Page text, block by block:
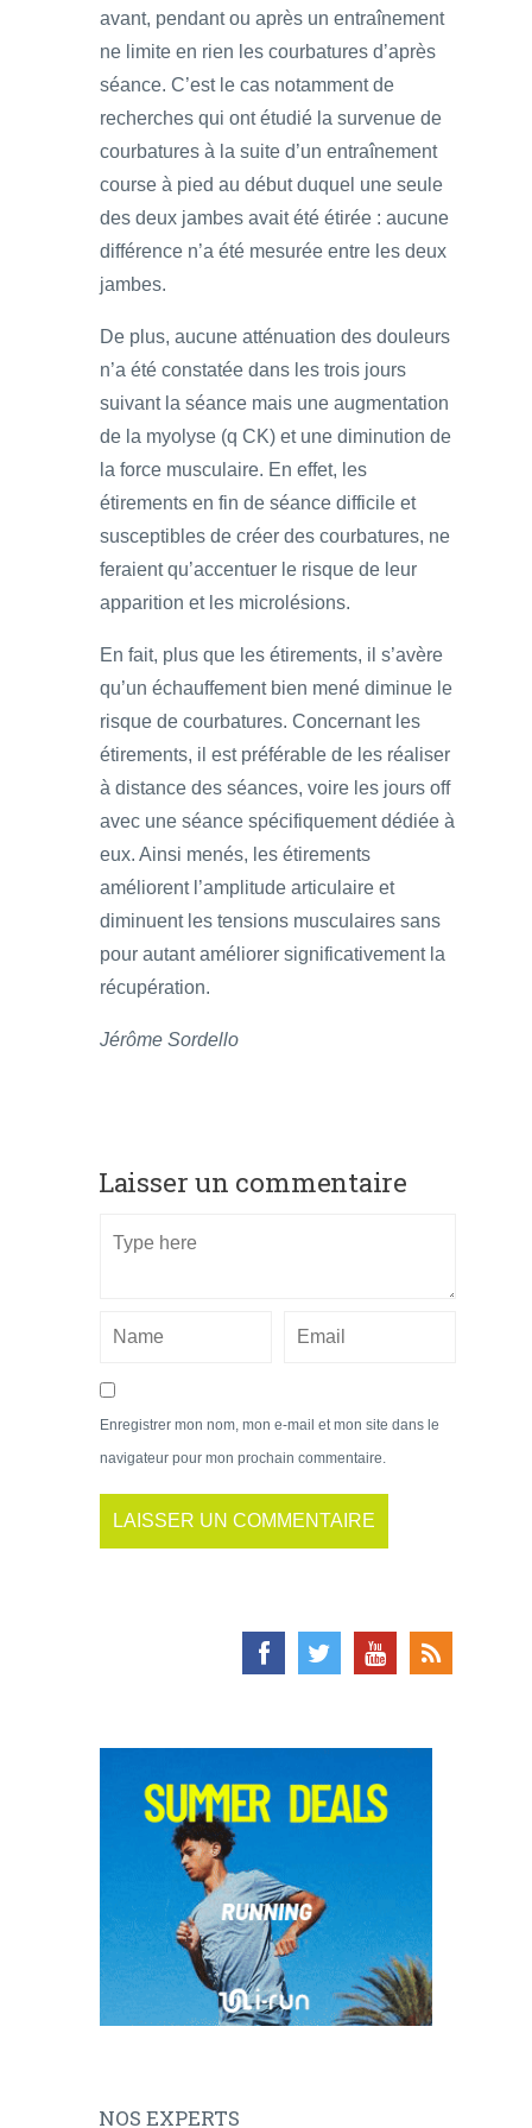
avant, pendant ou après un entraînement
ne limite en rien les courbatures d’après
séance. C’est le cas notamment de
recherches qui ont étudié la survenue de
courbatures à la suite d’un entraînement
course à pied au début duquel une seule
des deux jambes avait été étirée : aucune
différence n’a été mesurée entre les deux
jambes.
De plus, aucune atténuation des douleurs
n’a été constatée dans les trois jours
suivant la séance mais une augmentation
de la myolyse (q CK) et une diminution de
la force musculaire. En effet, les
étirements en fin de séance difficile et
susceptibles de créer des courbatures, ne
feraient qu’accentuer le risque de leur
apparition et les microlésions.
En fait, plus que les étirements, il s’avère
qu’un échauffement bien mené diminue le
risque de courbatures. Concernant les
étirements, il est préférable de les réaliser
à distance des séances, voire les jours off
avec une séance spécifiquement dédiée à
eux. Ainsi menés, les étirements
améliorent l’amplitude articulaire et
diminuent les tensions musculaires sans
pour autant améliorer significativement la
récupération.
Jérôme Sordello
Laisser un commentaire
Enregistrer mon nom, mon e-mail et mon site dans le
navigateur pour mon prochain commentaire.
NOS EXPERTS